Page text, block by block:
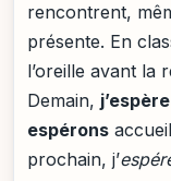
rencontrent,
présente. En
l’oreille avant la
Demain, j’espère
espérons
prochain, j’